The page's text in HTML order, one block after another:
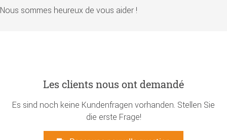
Nous sommes heureux de vous aider !
Les clients nous ont demandé
Es sind noch keine Kundenfragen vorhanden. Stellen Sie
die erste Frage!